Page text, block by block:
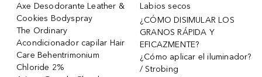
Axe Desodorante Leather &
Cookies Bodyspray
The Ordinary
Acondicionador capilar Hair
Care Behentrimonium
Chloride 2%
Labios secos
¿CÓMO DISIMULAR LOS
GRANOS RÁPIDA Y
EFICAZMENTE?
¿Cómo aplicar el iluminador?
/ Strobing